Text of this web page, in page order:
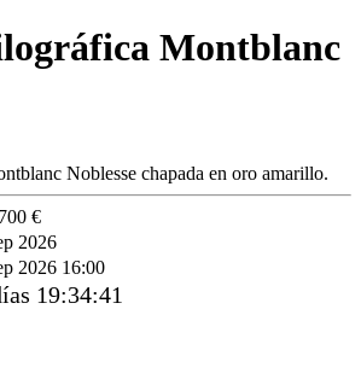
Montblanc
Noblesse chapada en oro amarillo.
€
2026
2026 16:00
19:34:41